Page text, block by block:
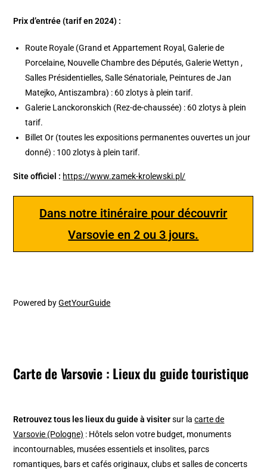
Prix d’entrée (tarif en 2024) :
Route Royale (Grand et Appartement Royal, Galerie de
Porcelaine, Nouvelle Chambre des Députés, Galerie Wettyn ​​​​,
Salles Présidentielles, Salle Sénatoriale, Peintures de Jan
Matejko, Antiszambra) : 60 zlotys à plein tarif.
Galerie Lanckoronskich (Rez-de-chaussée) : 60 zlotys à plein
tarif.
Billet Or (toutes les expositions permanentes ouvertes un jour
donné) : 100 zlotys à plein tarif.
Site officiel : https://www.zamek-krolewski.pl/
Dans notre itinéraire pour découvrir
Varsovie en 2 ou 3 jours.
Powered byGetYourGuide
Carte de Varsovie : Lieux du guide touristique
Retrouvez tous les lieux du guide à visitersur lacarte de
Varsovie (Pologne) : Hôtels selon votre budget, monuments
incontournables, musées essentiels et insolites, parcs
romantiques, bars et cafés originaux, clubs et salles de concerts